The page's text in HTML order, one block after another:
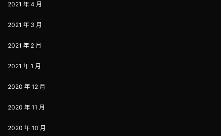
2021 年 4 月
2021 年 3 月
2021 年 2 月
2021 年 1 月
2020 年 12 月
2020 年 11 月
2020 年 10 月